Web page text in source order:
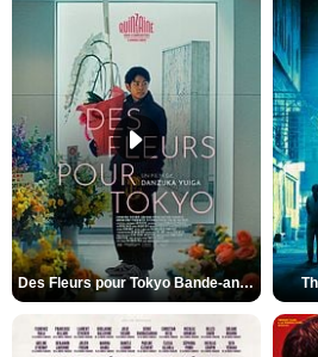
Des Fleurs pour Tokyo Bande-annonce VO STFR